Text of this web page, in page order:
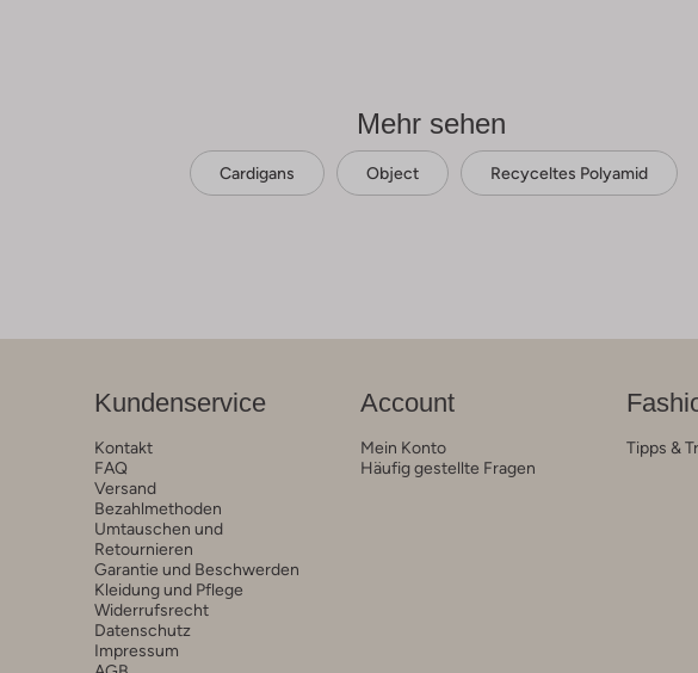
Mehr sehen
Cardigans Object Recyceltes Polyamid
Kundenservice
Kontakt
FAQ
Versand
Bezahlmethoden
Umtauschen und
Retournieren
Garantie und Beschwerden
Kleidung und Pflege
Widerrufsrecht
Datenschutz
Impressum
Account
Mein Konto
Häufig gestellte Fragen
Tipps &